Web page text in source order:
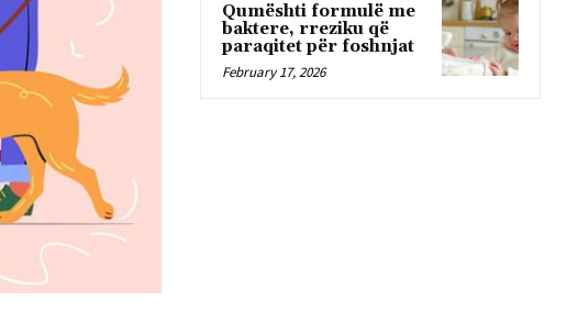
Qumështi formulë me
baktere, rreziku që
paraqitet për foshnjat
February 17, 2026